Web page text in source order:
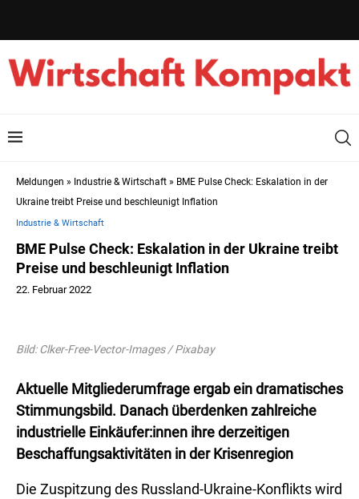
Meldungen » Industrie & Wirtschaft » BME Pulse Check: Eskalation in der
Ukraine treibt Preise und beschleunigt Inflation
Industrie & Wirtschaft
BME Pulse Check: Eskalation in der Ukraine treibt
Preise und beschleunigt Inflation
22. Februar 2022
Bild: Clker-Free-Vector-Images / Pixabay
Aktuelle Mitgliederumfrage ergab ein dramatisches
Stimmungsbild. Danach überdenken zahlreiche
industrielle Einkäufer:innen ihre derzeitigen
Beschaffungsaktivitäten in der Krisenregion
Die Zuspitzung des Russland-Ukraine-Konflikts wird